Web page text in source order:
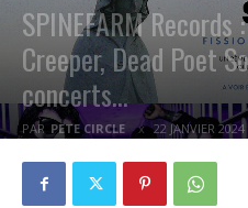
SPINEFARM
Creeper, Dead Poet
concerts…
PAR PETE CIRCLE 22 JANVIER 2024